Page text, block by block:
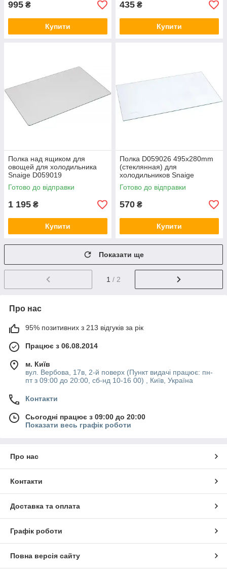
995 ₴
Купити
435 ₴
Купити
Полка над ящиком для
овощей для холодильника
Snaige D059019
Готово до відправки
1 195 ₴
Купити
Полка D059026 495x280mm
(стеклянная) для
холодильников Snaige
Готово до відправки
570 ₴
Купити
Показати ще
1 / 2
Про нас
95% позитивних з 213 відгуків за рік
Працює з 06.08.2014
м. Київ
вул. Вербова, 17в, 2-й поверх (Пункт видачі працює: пн-
пт з 09:00 до 20:00, сб-нд 10-16 00) , Київ, Україна
Контакти
Сьогодні працює з 09:00 до 20:00
Показати весь графік роботи
Про нас
Контакти
Доставка та оплата
Графік роботи
Повна версія сайту